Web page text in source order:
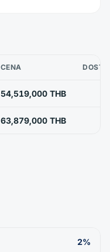
CENA
54,519,000 THB
63,879,000 THB
2%